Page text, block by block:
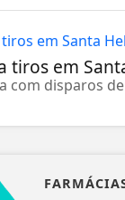
tiros em
com disparos